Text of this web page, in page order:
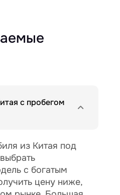
с пробегом
из Китая под
с богатым
цену ниже,